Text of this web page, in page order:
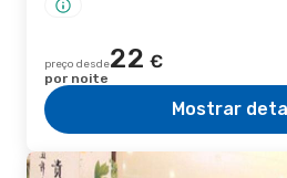
preço desde22 €
por noite
Mostrar